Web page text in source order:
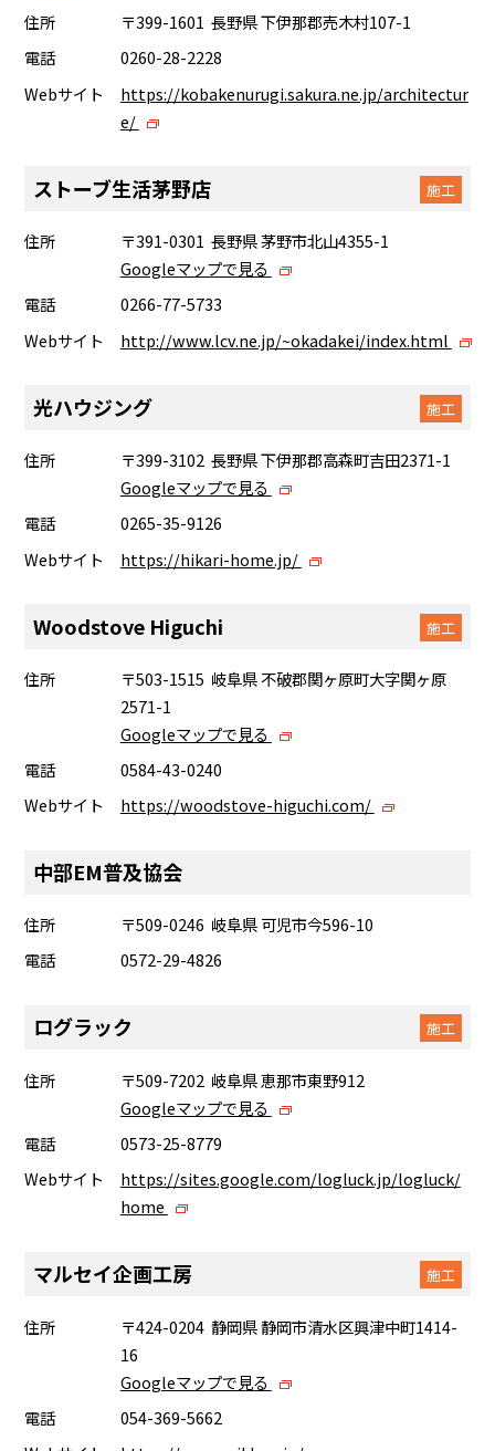
住所
〒399-1601 長野県 下伊那郡売木村107-1
電話
0260-28-2228
Webサイト
https://kobakenurugi.sakura.ne.jp/architectur
e/
ストーブ生活茅野店 施工
住所
〒391-0301 長野県 茅野市北山4355-1
Googleマップで見る
電話
0266-77-5733
Webサイト
http://www.lcv.ne.jp/~okadakei/index.html
光ハウジング 施工
住所
〒399-3102 長野県 下伊那郡高森町吉田2371-1
Googleマップで見る
電話
0265-35-9126
Webサイト
https://hikari-home.jp/
Woodstove Higuchi 施工
住所
〒503-1515 岐阜県 不破郡関ヶ原町大字関ヶ原
2571-1
Googleマップで見る
電話
0584-43-0240
Webサイト
https://woodstove-higuchi.com/
中部EM普及協会
住所
〒509-0246 岐阜県 可児市今596-10
電話
0572-29-4826
ログラック 施工
住所
〒509-7202 岐阜県 恵那市東野912
Googleマップで見る
電話
0573-25-8779
Webサイト
https://sites.google.com/logluck.jp/logluck/
home
マルセイ企画工房 施工
住所
〒424-0204 静岡県 静岡市清水区興津中町1414-
16
Googleマップで見る
電話
054-369-5662